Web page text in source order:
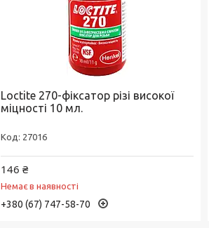
Loctite 270-фіксатор різі високої
міцності 10 мл.
27016
146 ₴
Немає в наявності
+380 (67) 747-58-70